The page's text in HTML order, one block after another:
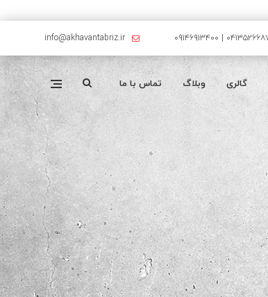
info@akhavantabriz.ir
گالری وبلاگ تماس با ما